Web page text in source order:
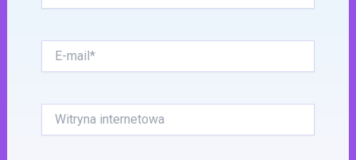
mail*
internetowa